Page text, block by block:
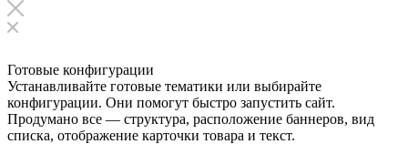
Готовые конфигурации
Устанавливайте готовые тематики или выбирайте
конфигурации. Они помогут быстро запустить сайт.
Продумано все — структура, расположение баннеров, вид
списка, отображение карточки товара и текст.